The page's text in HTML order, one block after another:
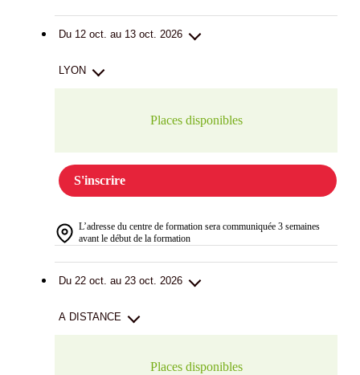
Du 12 oct. au 13 oct. 2026
LYON
Places disponibles
S'inscrire
L’adresse du centre de formation sera communiquée 3 semaines
avant le début de la formation
Du 22 oct. au 23 oct. 2026
A DISTANCE
Places disponibles